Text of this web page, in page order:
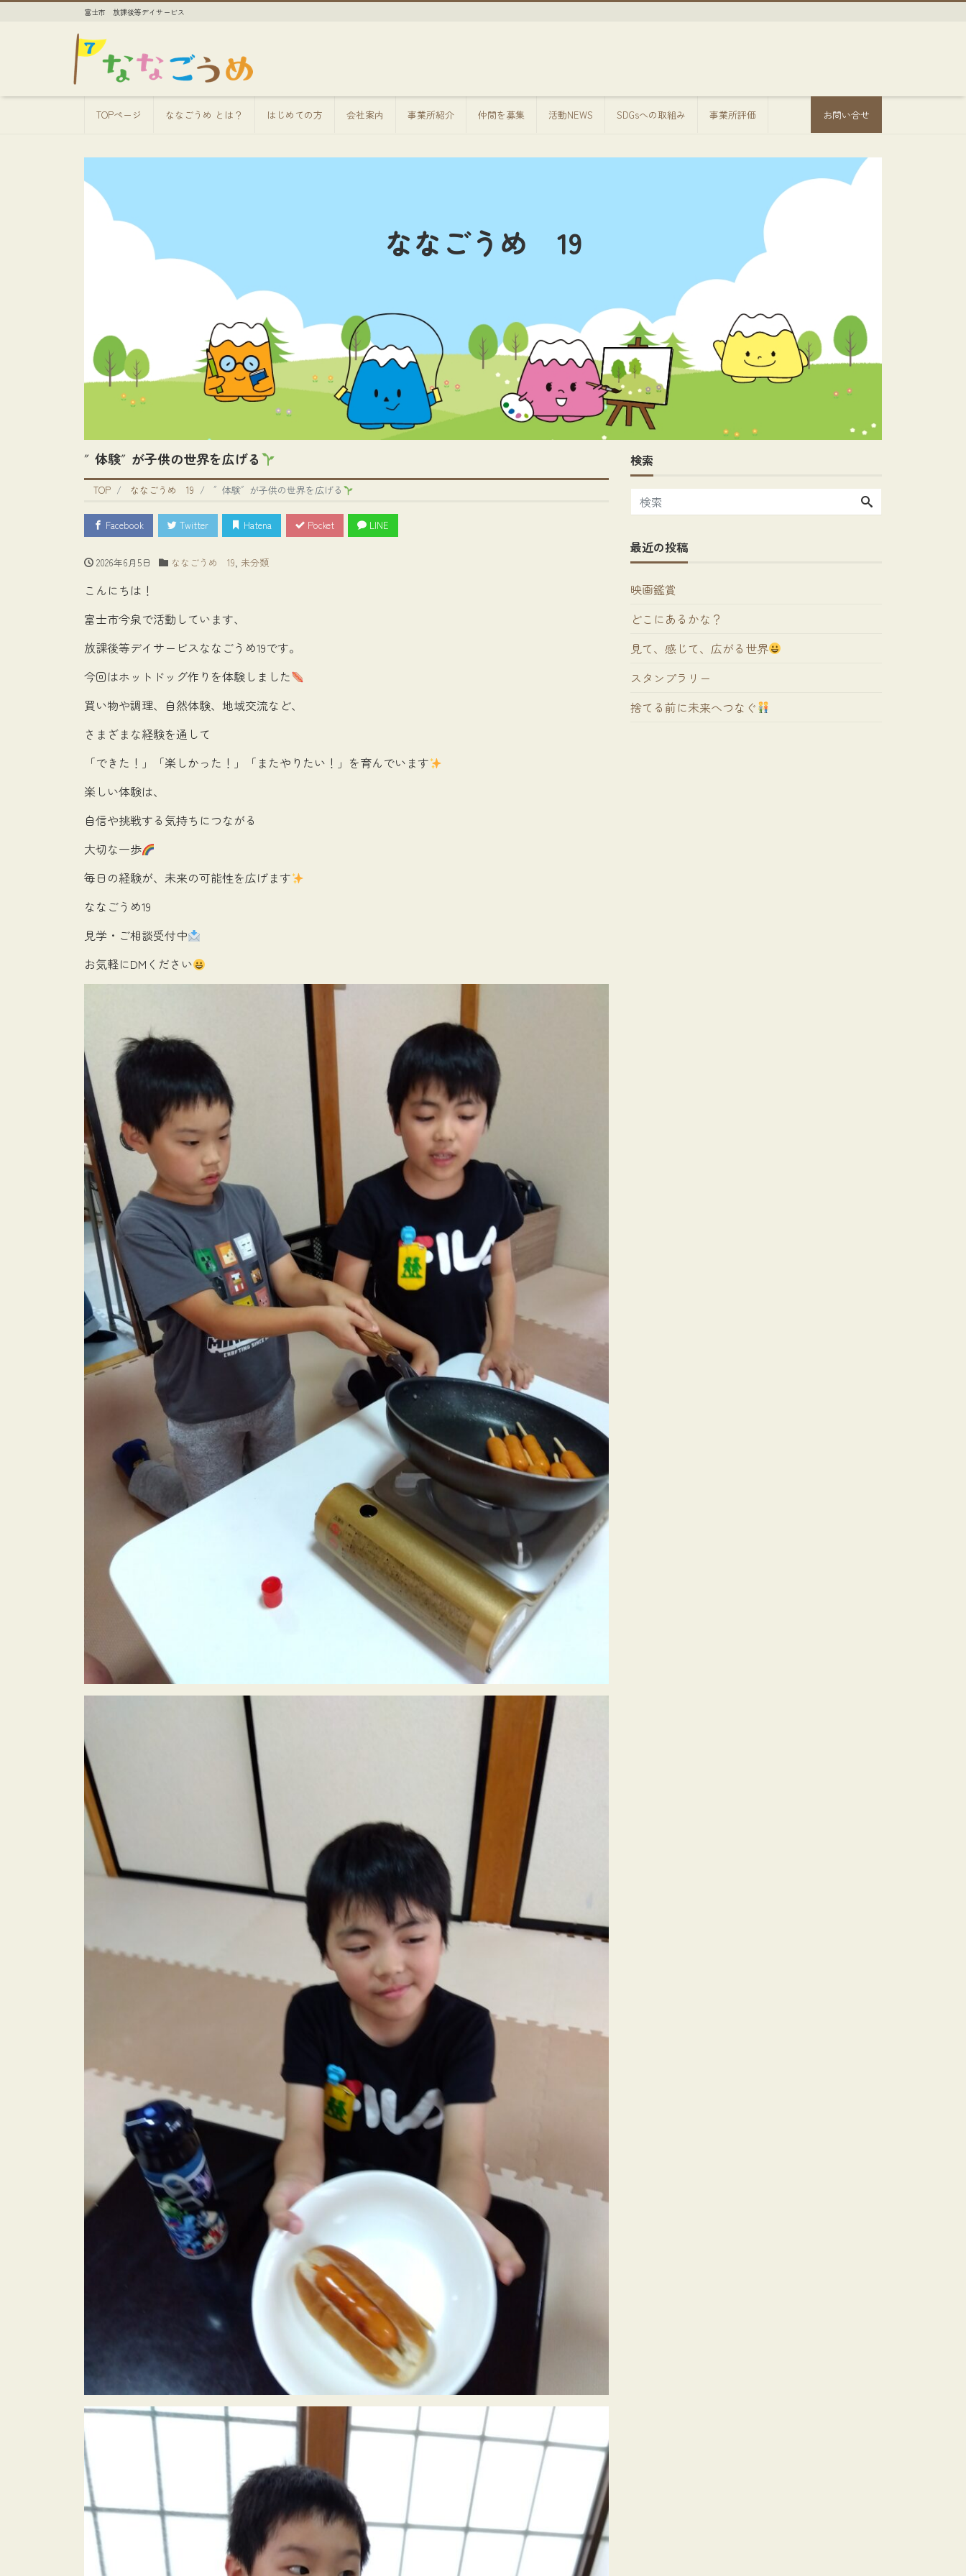
富士市 放課後等デイサービス
TOPページ ななごうめ とは？ はじめての方 会社案内 事業所紹介 仲間を募集 活動NEWS SDGsへの取組み 事業所評価 お問い合せ
ななごうめ 19
″体験″が子供の世界を広げる
TOP ななごうめ 19 ″体験″が子供の世界を広げる
Facebook Twitter Hatena Pocket LINE
2026年6月5日 ななごうめ 19, 未分類
こんにちは！
富士市今泉で活動しています、
放課後等デイサービスななごうめ19です。
今回はホットドッグ作りを体験しました
買い物や調理、自然体験、地域交流など、
さまざまな経験を通して
「できた！」「楽しかった！」「またやりたい！」を育んでいます
楽しい体験は、
自信や挑戦する気持ちにつながる
大切な一歩
毎日の経験が、未来の可能性を広げます
ななごうめ19
見学・ご相談受付中
お気軽にDMください
検索
最近の投稿
映画鑑賞
どこにあるかな？
見て、感じて、広がる世界
スタンプラリー
捨てる前に未来へつなぐ